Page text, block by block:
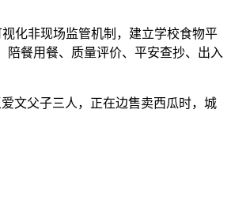
化非现场监管机制，建立学校食物平
陪餐用餐、质量评价、平安查抄、出入
文父子三人，正在边售卖西瓜时，城